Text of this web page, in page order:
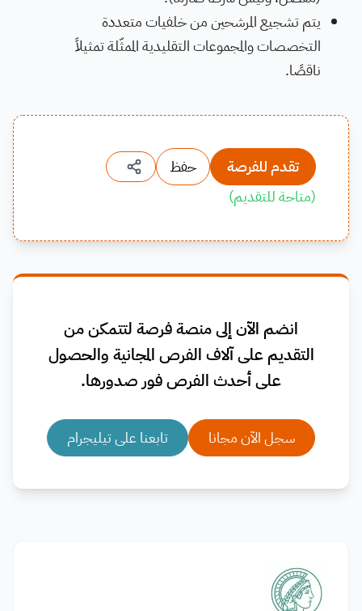
يتم تشجيع المرشحين من خلفيات متعددة
التخصصات والمجموعات التقليدية الممثّلة تمثيلاً
ناقصًا.
تقدم للفرصة
حفظ
(متاحة للتقديم)
انضم الآن إلى منصة فرصة لتتمكن من
التقديم على آلاف الفرص المجانية والحصول
على أحدث الفرص فور صدورها.
سجل الآن مجانا تابعنا على تيليجرام